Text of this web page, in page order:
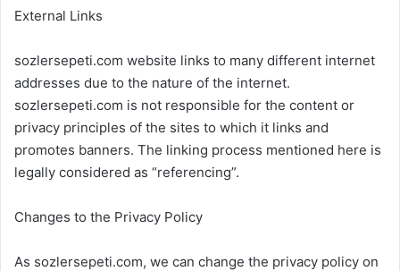
External Links
sozlersepeti.com website links to many different internet
addresses due to the nature of the internet.
sozlersepeti.com is not responsible for the content or
privacy principles of the sites to which it links and
promotes banners. The linking process mentioned here is
legally considered as “referencing”.
Changes to the Privacy Policy
As sozlersepeti.com, we can change the privacy policy on